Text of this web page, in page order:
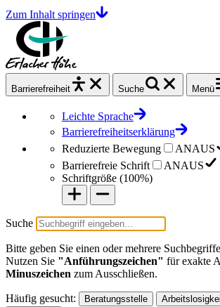
Zum Inhalt springen
Barrierefrei heit Suche Menü
Leichte Sprache
Barrierefreiheitserklärung
Reduzierte Bewegung
ANAUS
Barrierefreie Schrift
ANAUS
Schriftgröße (100%)
Suche
Bitte geben Sie einen oder mehrere
Nutzen Sie "Anführungszeichen" für exakte
Minuszeichen zum Ausschließen.
Häufig gesucht: Beratungsstelle